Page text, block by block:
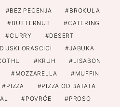
BEZ PECENJA
BROKULA
BUTTERNUT
CATERING
CURRY
DESERT
ORASCICI
JABUKA
KRUH
LISABON
MOZZARELLA
MUFFIN
PIZZA
PIZZA OD BATATA
POVRĆE
PROSO